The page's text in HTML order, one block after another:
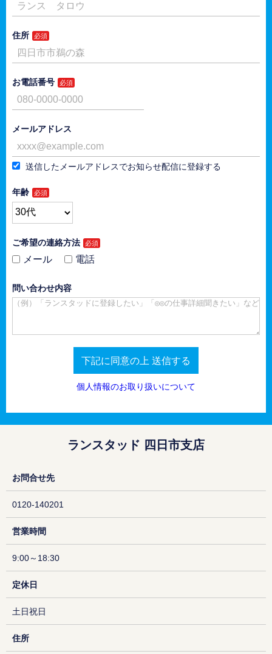
住所
お電話番号
メールアドレス
送信したメールアドレスでお知らせ配信に登録する
年齢
ご希望の連絡方法
メール 電話
問い合わせ内容
下記に同意の上 送信する
個人情報のお取り扱いについて
ランスタッド 四日市支店
お問合せ先
0120‐140201
営業時間
9:00～18:30
定休日
土日祝日
住所